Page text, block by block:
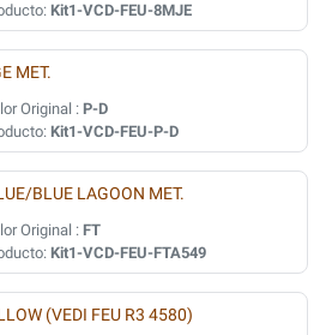
Kit1-VCD-FEU-8MJE
MET.
Original : P-D
Kit1-VCD-FEU-P-D
BLUE LAGOON MET.
Original : FT
Kit1-VCD-FEU-FTA549
(VEDI FEU R3 4580)